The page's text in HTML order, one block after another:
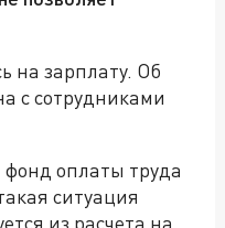
на зарплату. Об
с сотрудниками
оплаты труда
ситуация
из расчета на